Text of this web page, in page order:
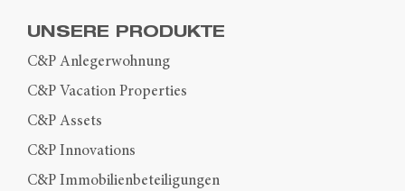
UNSERE PRODUKTE
C&P Anlegerwohnung
C&P Vacation Properties
C&P Assets
C&P Innovations
C&P Immobilienbeteiligungen